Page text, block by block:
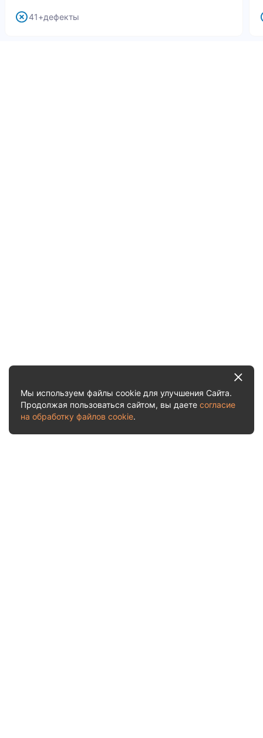
41+дефекты
Мы используем файлы cookie для улучшения Сайта.
Продолжая пользоваться сайтом, вы даете согласие
на обработку файлов cookie.